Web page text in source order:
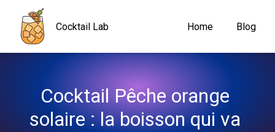
Cocktail Lab Home Blog
Cocktail Pêche orange
solaire : la boisson qui va
Navigated to Cocktail Pêche orange solaire : la boisson qui va